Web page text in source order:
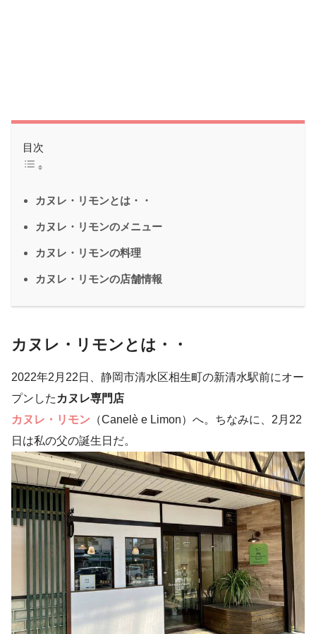
目次
カヌレ・リモンとは・・
カヌレ・リモンのメニュー
カヌレ・リモンの料理
カヌレ・リモンの店舗情報
カヌレ・リモンとは・・
2022年2月22日、静岡市清水区相生町の新清水駅前にオー
プンした カヌレ専門店
カヌレ・リモン （Canelè e Limon）へ。ちなみに、2月22
日は私の父の誕生日だ。